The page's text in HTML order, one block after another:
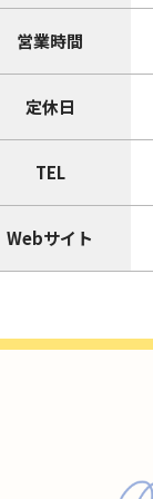
営業時間
定休日
TEL
Webサイト